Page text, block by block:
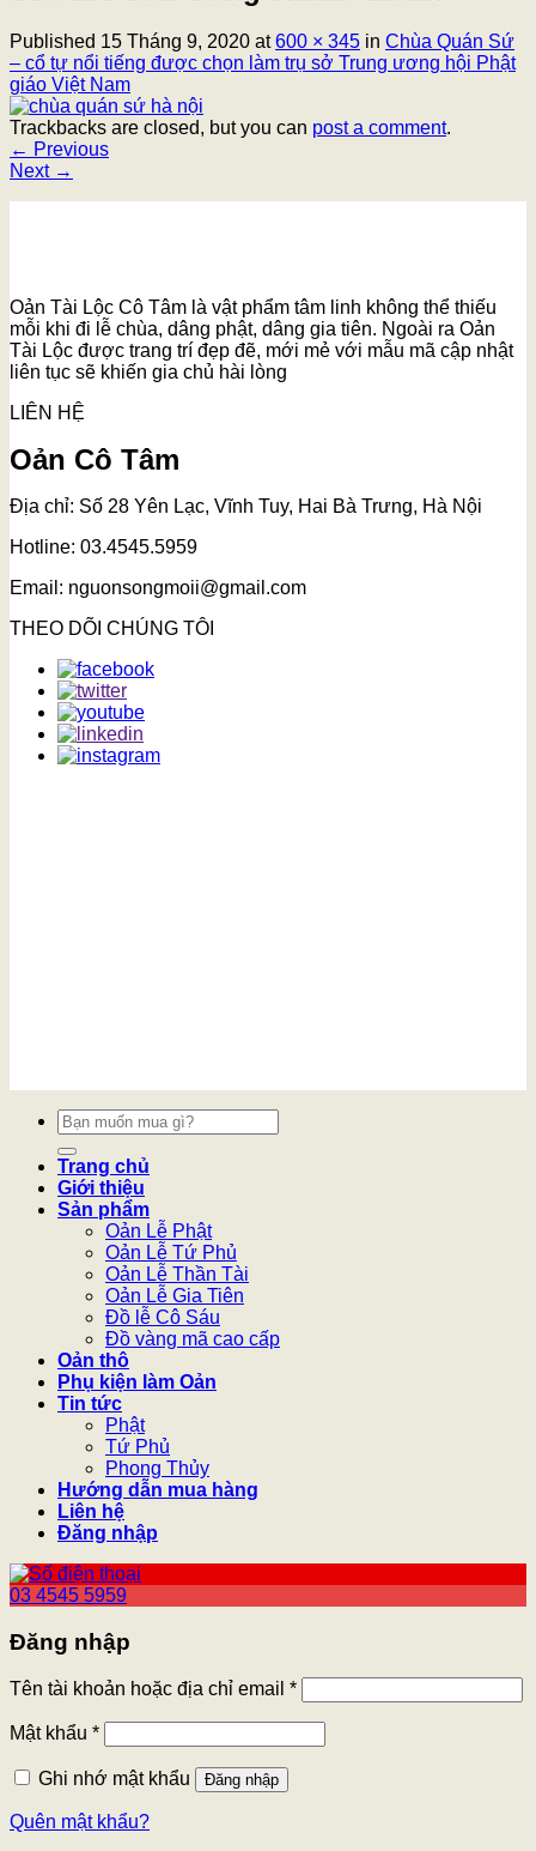
Published 15 Tháng 9, 2020 at600 × 345 in Chùa Quán Sứ
– cổ tự nổi tiếng được chọn làm trụ sở Trung ương hội Phật
giáo Việt Nam
Trackbacks are closed, but you can post a comment.
← Previous
Next →
Oản Tài Lộc Cô Tâm là vật phẩm tâm linh không thể thiếu
mỗi khi đi lễ chùa, dâng phật, dâng gia tiên. Ngoài ra Oản
Tài Lộc được trang trí đẹp đẽ, mới mẻ với mẫu mã cập nhật
liên tục sẽ khiến gia chủ hài lòng
LIÊN HỆ
Oản Cô Tâm
Địa chỉ: Số 28 Yên Lạc, Vĩnh Tuy, Hai Bà Trưng, Hà Nội
Hotline: 03.4545.5959
Email: nguonsongmoii@gmail.com
THEO DÕI CHÚNG TÔI
Tìm
kiếm:
Trang chủ
Giới thiệu
Sản phẩm
Oản Lễ Phật
Oản Lễ Tứ Phủ
Oản Lễ Thần Tài
Oản Lễ Gia Tiên
Đồ lễ Cô Sáu
Đồ vàng mã cao cấp
Oản thô
Phụ kiện làm Oản
Tin tức
Phật
Tứ Phủ
Phong Thủy
Hướng dẫn mua hàng
Liên hệ
Đăng nhập
03 4545 5959
Đăng nhập
Tên tài khoản hoặc địa chỉ email *
Mật khẩu *
Ghi nhớ mật khẩu Đăng nhập
Quên mật khẩu?